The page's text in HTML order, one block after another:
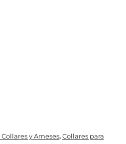
Collares y Arneses, Collares para